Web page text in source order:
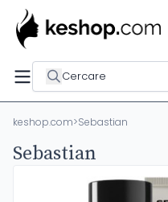
Cercare
keshop.com>Sebastian
Sebastian